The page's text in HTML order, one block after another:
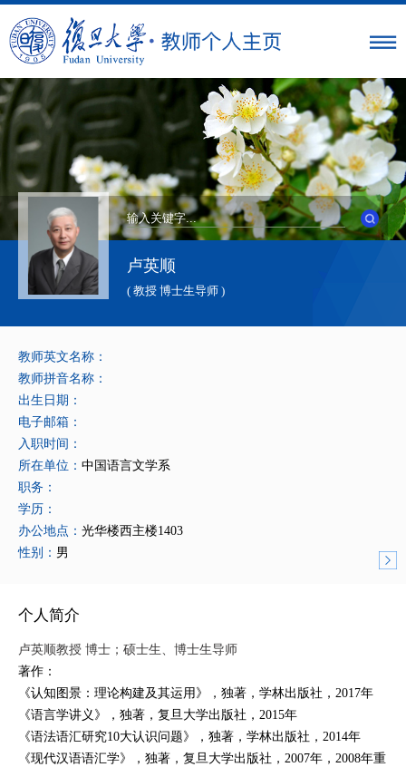
卢英顺
( 教授 博士生导师 )
教师英文名称：
教师拼音名称：
出生日期：
电子邮箱：
入职时间：
所在单位： 中国语言文学系
职务：
学历：
办公地点： 光华楼西主楼1403
性别： 男
个人简介
卢英顺教授 博士；硕士生、博士生导师
著作：
《认知图景：理论构建及其运用》，独著，学林出版社，2017年
《语言学讲义》，独著，复旦大学出版社，2015年
《语法语汇研究10大认识问题》，独著，学林出版社，2014年
《现代汉语语汇学》，独著，复旦大学出版社，2007年，2008年重